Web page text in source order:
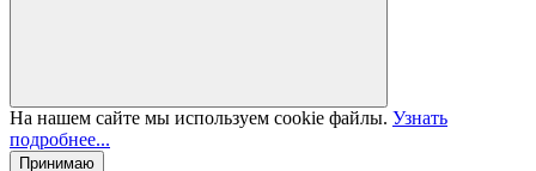
На нашем сайте мы используем cookie файлы. Узнать
подробнее...
Принимаю